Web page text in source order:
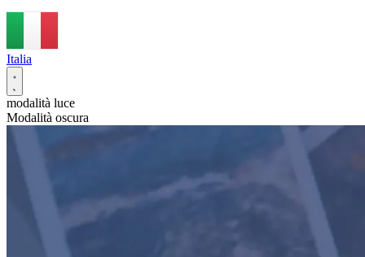
Italia
modalità luce
Modalità oscura